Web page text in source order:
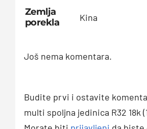
Zemlja
porekla
Kina
Još nema komentara.
Budite prvi i ostavite komentar
multi spoljna jedinica R32 18k